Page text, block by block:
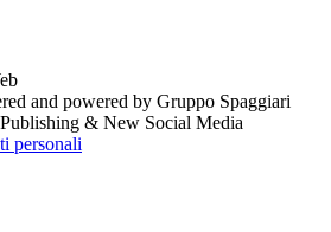
and powered by Gruppo Spaggiari
& New Social Media
personali